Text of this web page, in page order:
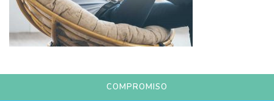
COMPROMISO